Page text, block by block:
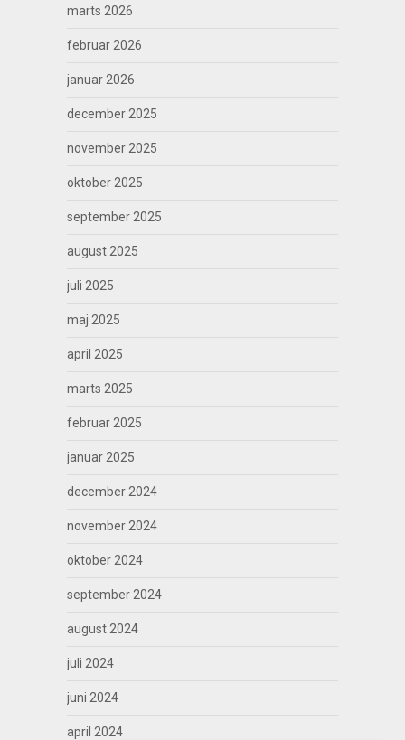
marts 2026
februar 2026
januar 2026
december 2025
november 2025
oktober 2025
september 2025
august 2025
juli 2025
maj 2025
april 2025
marts 2025
februar 2025
januar 2025
december 2024
november 2024
oktober 2024
september 2024
august 2024
juli 2024
juni 2024
april 2024